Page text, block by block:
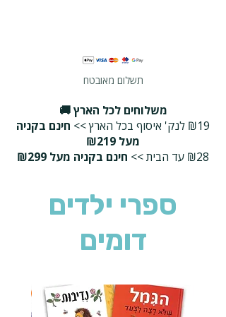
תשלום מאובטח
משלוחים לכל הארץ 🚚
₪19 לנק' איסוף בכל הארץ >>
חינם בקניה
מעל ₪219
₪28 עד הבית >>
חינם בקניה מעל ₪299
ספרי ילדים
דומים